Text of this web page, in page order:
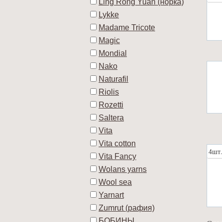
Ling Rong Yuan (норка)
Lykke
Madame Tricote
Magic
Mondial
Nako
Naturafil
Riolis
Rozetti
Saltera
Vita
Vita cotton
Vita Fancy
Wolans yarns
Wool sea
Yarnart
Zumrut (рафия)
4шт.